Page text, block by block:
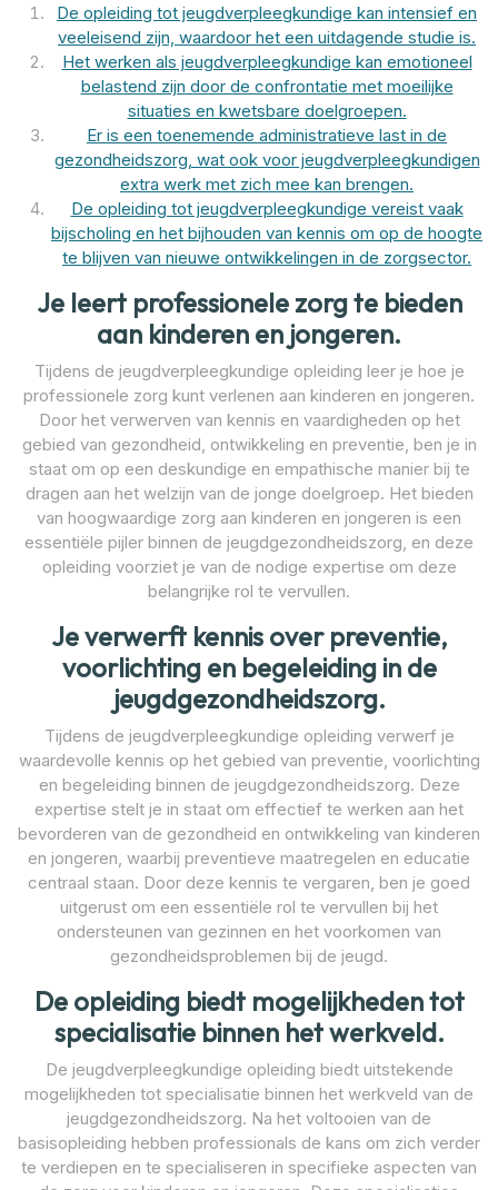
De opleiding tot jeugdverpleegkundige kan intensief en
veeleisend zijn, waardoor het een uitdagende studie is.
Het werken als jeugdverpleegkundige kan emotioneel
belastend zijn door de confrontatie met moeilijke
situaties en kwetsbare doelgroepen.
Er is een toenemende administratieve last in de
gezondheidszorg, wat ook voor jeugdverpleegkundigen
extra werk met zich mee kan brengen.
De opleiding tot jeugdverpleegkundige vereist vaak
bijscholing en het bijhouden van kennis om op de hoogte
te blijven van nieuwe ontwikkelingen in de zorgsector.
Je leert professionele zorg te bieden
aan kinderen en jongeren.
Tijdens de jeugdverpleegkundige opleiding leer je hoe je
professionele zorg kunt verlenen aan kinderen en jongeren.
Door het verwerven van kennis en vaardigheden op het
gebied van gezondheid, ontwikkeling en preventie, ben je in
staat om op een deskundige en empathische manier bij te
dragen aan het welzijn van de jonge doelgroep. Het bieden
van hoogwaardige zorg aan kinderen en jongeren is een
essentiële pijler binnen de jeugdgezondheidszorg, en deze
opleiding voorziet je van de nodige expertise om deze
belangrijke rol te vervullen.
Je verwerft kennis over preventie,
voorlichting en begeleiding in de
jeugdgezondheidszorg.
Tijdens de jeugdverpleegkundige opleiding verwerf je
waardevolle kennis op het gebied van preventie, voorlichting
en begeleiding binnen de jeugdgezondheidszorg. Deze
expertise stelt je in staat om effectief te werken aan het
bevorderen van de gezondheid en ontwikkeling van kinderen
en jongeren, waarbij preventieve maatregelen en educatie
centraal staan. Door deze kennis te vergaren, ben je goed
uitgerust om een essentiële rol te vervullen bij het
ondersteunen van gezinnen en het voorkomen van
gezondheidsproblemen bij de jeugd.
De opleiding biedt mogelijkheden tot
specialisatie binnen het werkveld.
De jeugdverpleegkundige opleiding biedt uitstekende
mogelijkheden tot specialisatie binnen het werkveld van de
jeugdgezondheidszorg. Na het voltooien van de
basisopleiding hebben professionals de kans om zich verder
te verdiepen en te specialiseren in specifieke aspecten van